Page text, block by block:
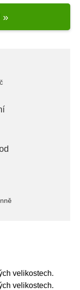
»
velikostech.
velikostech.